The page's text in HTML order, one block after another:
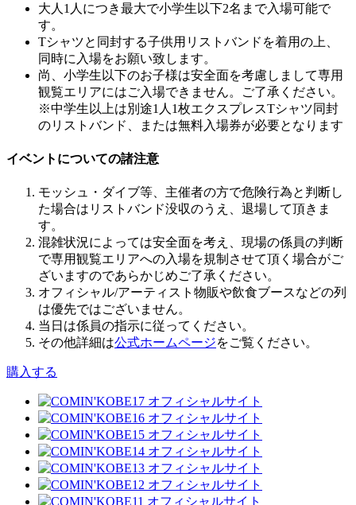
大人1人につき最大で小学生以下2名まで入場可能で
す。
Tシャツと同封する子供用リストバンドを着用の上、
同時に入場をお願い致します。
尚、小学生以下のお子様は安全面を考慮しまして専用
観覧エリアにはご入場できません。ご了承ください。
※中学生以上は別途1人1枚エクスプレスTシャツ同封
のリストバンド、または無料入場券が必要となります
イベントについての諸注意
モッシュ・ダイブ等、主催者の方で危険行為と判断し
た場合はリストバンド没収のうえ、退場して頂きま
す。
混雑状況によっては安全面を考え、現場の係員の判断
で専用観覧エリアへの入場を規制させて頂く場合がご
ざいますのであらかじめご了承ください。
オフィシャル/アーティスト物販や飲食ブースなどの列
は優先ではございません。
当日は係員の指示に従ってください。
その他詳細は公式ホームページをご覧ください。
購入する